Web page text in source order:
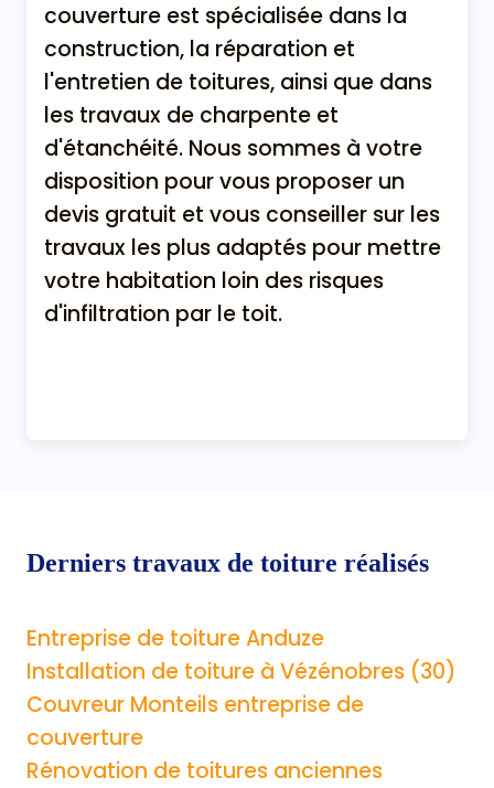
couverture est spécialisée dans la
construction, la réparation et
l'entretien de toitures, ainsi que dans
les travaux de charpente et
d'étanchéité. Nous sommes à votre
disposition pour vous proposer un
devis gratuit et vous conseiller sur les
travaux les plus adaptés pour mettre
votre habitation loin des risques
d'infiltration par le toit.
Derniers travaux de toiture réalisés
Entreprise de toiture Anduze
Installation de toiture à Vézénobres (30)
Couvreur Monteils entreprise de
couverture
Rénovation de toitures anciennes